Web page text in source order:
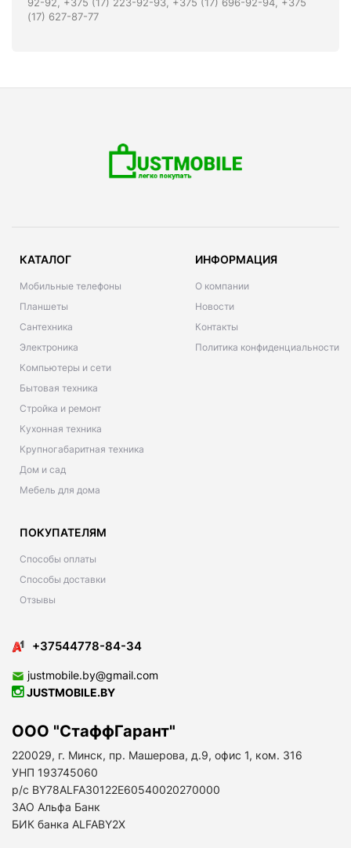
(17) 627-87-77
КАТАЛОГ
Мобильные телефоны
Планшеты
Сантехника
Электроника
Компьютеры и сети
Бытовая техника
Стройка и ремонт
Кухонная техника
Крупногабаритная техника
Дом и сад
Мебель для дома
ИНФОРМАЦИЯ
О компании
Новости
Контакты
Политика конфиденциальности
ПОКУПАТЕЛЯМ
Способы оплаты
Способы доставки
Отзывы
+37544778-84-34
justmobile.by@gmail.com
JUSTMOBILE.BY
ООО "СтаффГарант"
220029, г. Минск, пр. Машерова, д.9, офис 1, ком. 316
УНП 193745060
р/с BY78ALFA30122E60540020270000
ЗАО Альфа Банк
БИК банка ALFABY2X